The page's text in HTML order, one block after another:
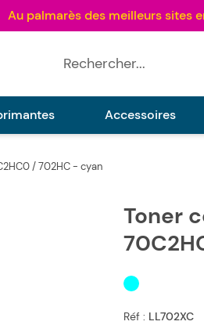
Accessoires
/ 702HC - cyan
Toner
Réf : LL702XC